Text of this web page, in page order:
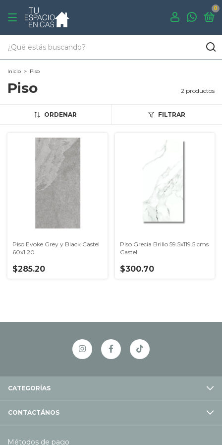
0
Inicio > Piso
Piso 2 productos
ORDENAR FILTRAR
Piso Evoke Grey y Black Castel
60x1.20
$285.20
Piso Grecia Brillo 59.5x119.5 cms
Castel
$300.70
CATEGORÍAS
CONTACTÁNOS
Métodos de pago